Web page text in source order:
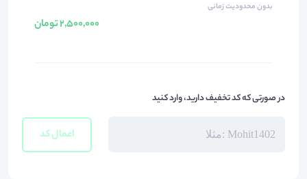
بدون محدودیت زمانی
2,500,000 تومان
در صورتی که کد تخفیف دارید، وارد کنید
اعمال کد